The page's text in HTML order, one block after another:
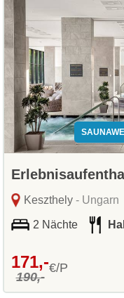
Keszthely- Ungarn
2 Nächte
171,-
190,-
€/P